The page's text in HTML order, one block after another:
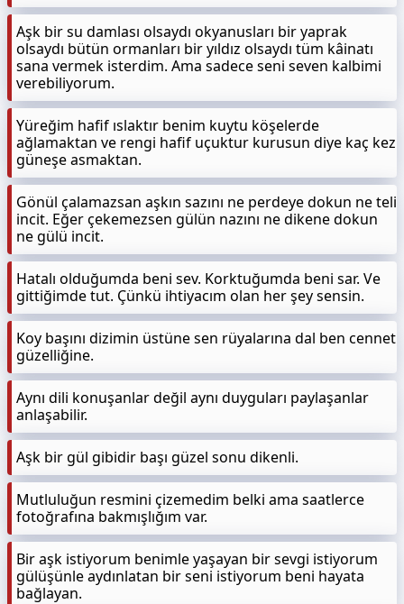
Aşk bir su damlası olsaydı okyanusları bir yaprak
olsaydı bütün ormanları bir yıldız olsaydı tüm kâinatı
sana vermek isterdim. Ama sadece seni seven kalbimi
verebiliyorum.
Yüreğim hafif ıslaktır benim kuytu köşelerde
ağlamaktan ve rengi hafif uçuktur kurusun diye kaç kez
güneşe asmaktan.
Gönül çalamazsan aşkın sazını ne perdeye dokun ne teli
incit. Eğer çekemezsen gülün nazını ne dikene dokun
ne gülü incit.
Hatalı olduğumda beni sev. Korktuğumda beni sar. Ve
gittiğimde tut. Çünkü ihtiyacım olan her şey sensin.
Koy başını dizimin üstüne sen rüyalarına dal ben cennet
güzelliğine.
Aynı dili konuşanlar değil aynı duyguları paylaşanlar
anlaşabilir.
Aşk bir gül gibidir başı güzel sonu dikenli.
Mutluluğun resmini çizemedim belki ama saatlerce
fotoğrafına bakmışlığım var.
Bir aşk istiyorum benimle yaşayan bir sevgi istiyorum
gülüşünle aydınlatan bir seni istiyorum beni hayata
bağlayan.